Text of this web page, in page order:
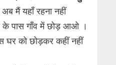
अब मैं यहाँ रहना नहीं
के पास गाँव में छोड़ आओ ।
घर को छोड़कर कहीं नहीं